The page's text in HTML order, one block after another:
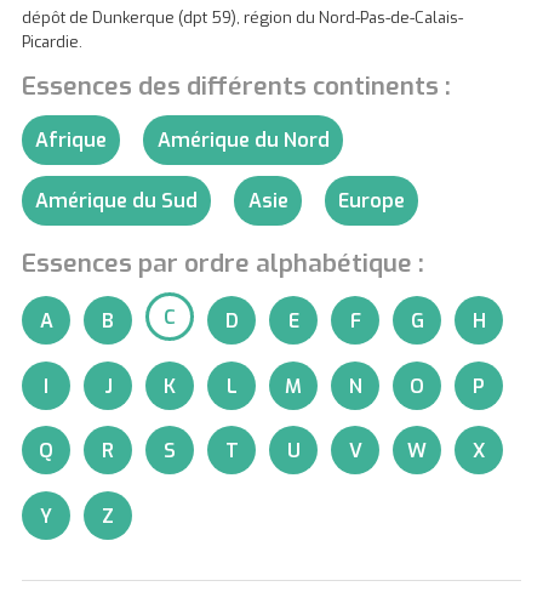
dépôt de Dunkerque (dpt 59), région du Nord-Pas-de-Calais-
Picardie.
Essences des différents continents :
Afrique Amérique du Nord
Amérique du Sud Asie Europe
Essences par ordre alphabétique :
A B C D E F G H
I J K L M N O P
Q R S T U V W X
Y Z